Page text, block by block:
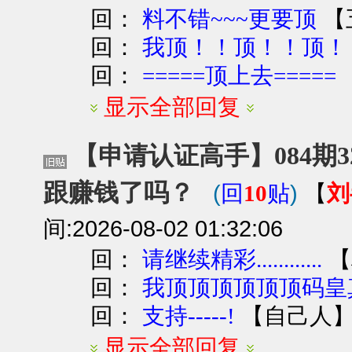
回：料不错~~~更要顶 【
回：我顶！！顶！！顶
回： =====顶上去=====
显示全部回复
【申请认证高手】084
跟赚钱了吗？
(回 10贴) 【
间:2026-08-02 01:32:06
回：请继续精彩............ 【
回：我顶顶顶顶顶顶码
回： 支持-----! 【 自己人